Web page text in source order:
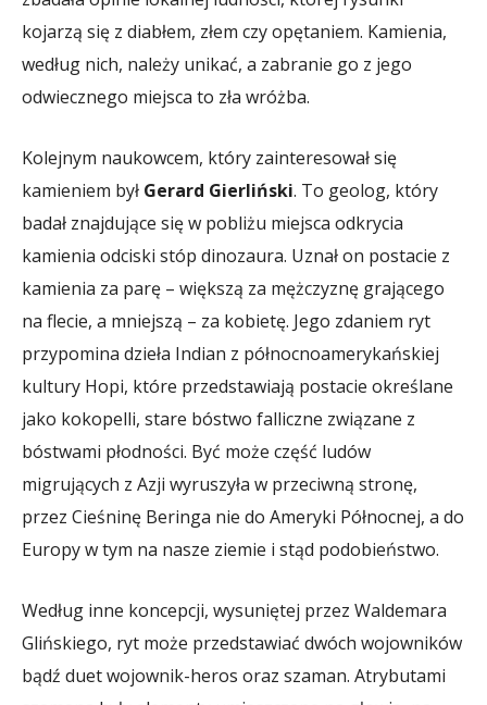
kojarzą się z diabłem, złem czy opętaniem. Kamienia,
według nich, należy unikać, a zabranie go z jego
odwiecznego miejsca to zła wróżba.
Kolejnym naukowcem, który zainteresował się
kamieniem był Gerard Gierliński. To geolog, który
badał znajdujące się w pobliżu miejsca odkrycia
kamienia odciski stóp dinozaura. Uznał on postacie z
kamienia za parę – większą za mężczyznę grającego
na flecie, a mniejszą – za kobietę. Jego zdaniem ryt
przypomina dzieła Indian z północnoamerykańskiej
kultury Hopi, które przedstawiają postacie określane
jako kokopelli, stare bóstwo falliczne związane z
bóstwami płodności. Być może część ludów
migrujących z Azji wyruszyła w przeciwną stronę,
przez Cieśninę Beringa nie do Ameryki Północnej, a do
Europy w tym na nasze ziemie i stąd podobieństwo.
Według inne koncepcji, wysuniętej przez Waldemara
Glińskiego, ryt może przedstawiać dwóch wojowników
bądź duet wojownik-heros oraz szaman. Atrybutami